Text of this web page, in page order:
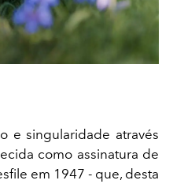
e singularidade através
como assinatura de
em 1947 - que, desta